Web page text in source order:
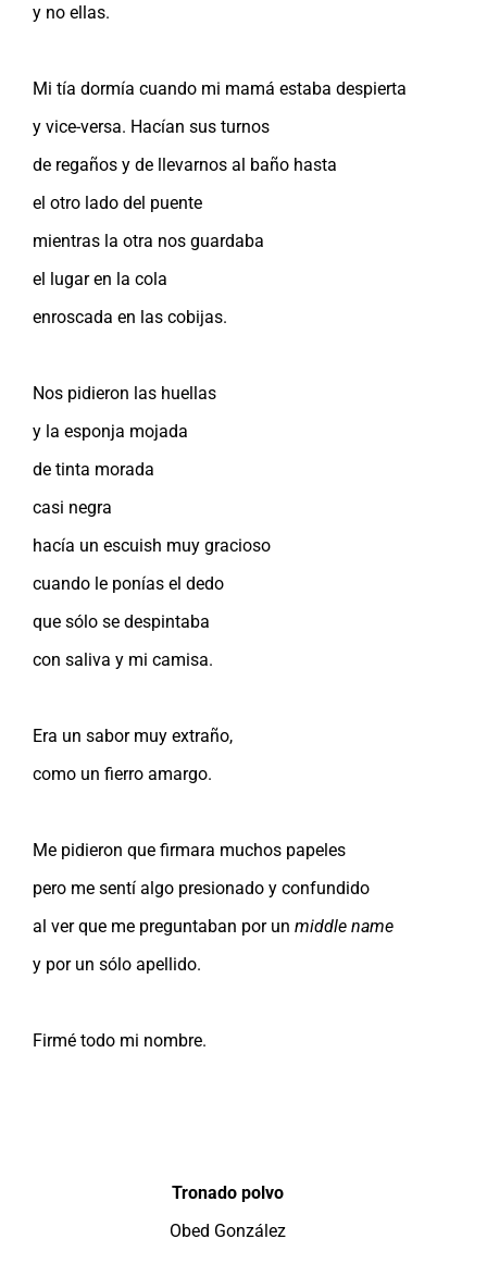
y no ellas.
Mi tía dormía cuando mi mamá estaba despierta
y vice-versa. Hacían sus turnos
de regaños y de llevarnos al baño hasta
el otro lado del puente
mientras la otra nos guardaba
el lugar en la cola
enroscada en las cobijas.
Nos pidieron las huellas
y la esponja mojada
de tinta morada
casi negra
hacía un escuish muy gracioso
cuando le ponías el dedo
que sólo se despintaba
con saliva y mi camisa.
Era un sabor muy extraño,
como un fierro amargo.
Me pidieron que firmara muchos papeles
pero me sentí algo presionado y confundido
al ver que me preguntaban por un middle name
y por un sólo apellido.
Firmé todo mi nombre.
Tronado polvo
Obed González